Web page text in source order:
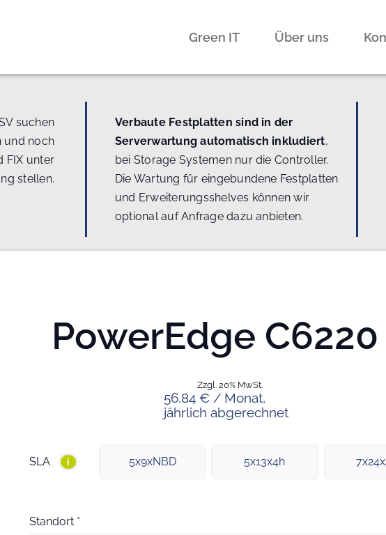
Green IT Über uns
suchen
und noch
FIX unter
stellen.
Verbaute Festplatten sind in der
Serverwartung automatisch inkludiert,
bei Storage Systemen nur die Controller.
Die Wartung für eingebundene Festplatten
und Erweiterungsshelves können wir
optional auf Anfrage dazu anbieten.
PowerEdge C6220
56.84 € / Monat,
jährlich abgerechnet
Zzgl. 20% MwSt.
SLA i 5x9xNBD 5x13x4h
Standort *